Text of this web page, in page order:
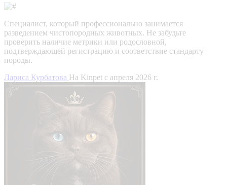
Специалист, который профессионально занимается
разведением чистопородных животных. Не забудьте
проверить наличие метрики или родословной,
подтверждающей регистрацию и соответствие стандарту
породы.
Лариса Курбатова На Kinpet c апреля 2026 г.